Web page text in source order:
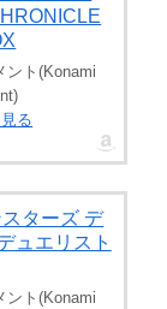
ント(Konami
る
ターズ デ
ュエリスト
ント(Konami